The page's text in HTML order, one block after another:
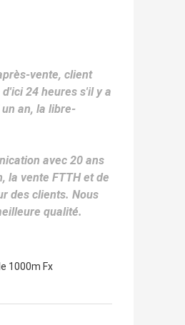
vente, client
24 heures s'il y a
an, la libre-
avec 20 ans
la vente FTTH et de
des clients. Nous
qualité.
1000m Fx